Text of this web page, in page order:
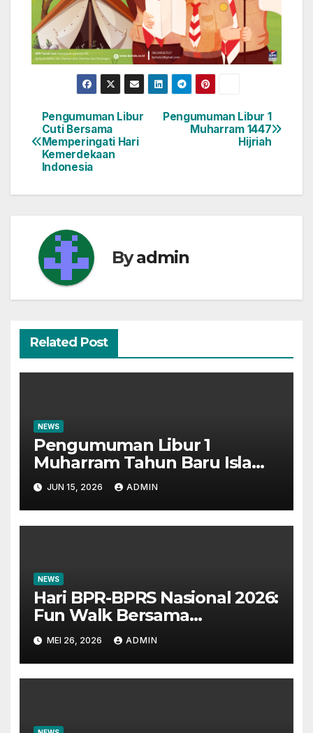
Navigasi
pos
Pengumuman Libur 1
Muharram 1447
Hijriah
Pengumuman Libur
Cuti Bersama
Memperingati Hari
Kemerdekaan
Indonesia
Byadmin
Related Post
NEWS
Pengumuman Libur 1
Muharram Tahun Baru Islam
1448H
JUN 15, 2026 ADMIN
NEWS
Hari BPR-BPRS Nasional 2026:
Fun Walk Bersama
Masyarakat dan Insan
Perbankan
MEI 26, 2026 ADMIN